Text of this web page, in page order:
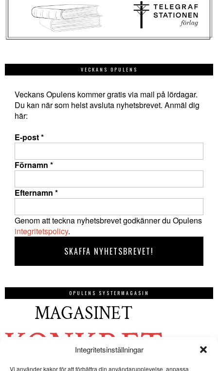
Integritetsinställningar
Vi använder kakor för att förbättra din användarupplevelse, anpassa
VECKANS OPULENS
Veckans Opulens kommer gratis via mail på lördagar.
Du kan när som helst avsluta nyhetsbrevet. Anmäl dig
här:
E-post*
Förnamn *
Efternamn *
Genom att teckna nyhetsbrevet godkänner du Opulens
integritetspolicy.
OPULENS SYSTERMAGASIN